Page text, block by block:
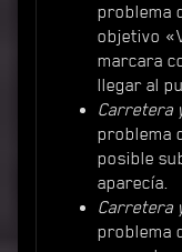
problema
objetivo
marcara
llegar al
Carretera
problema
posible
aparecía.
Carretera
problema